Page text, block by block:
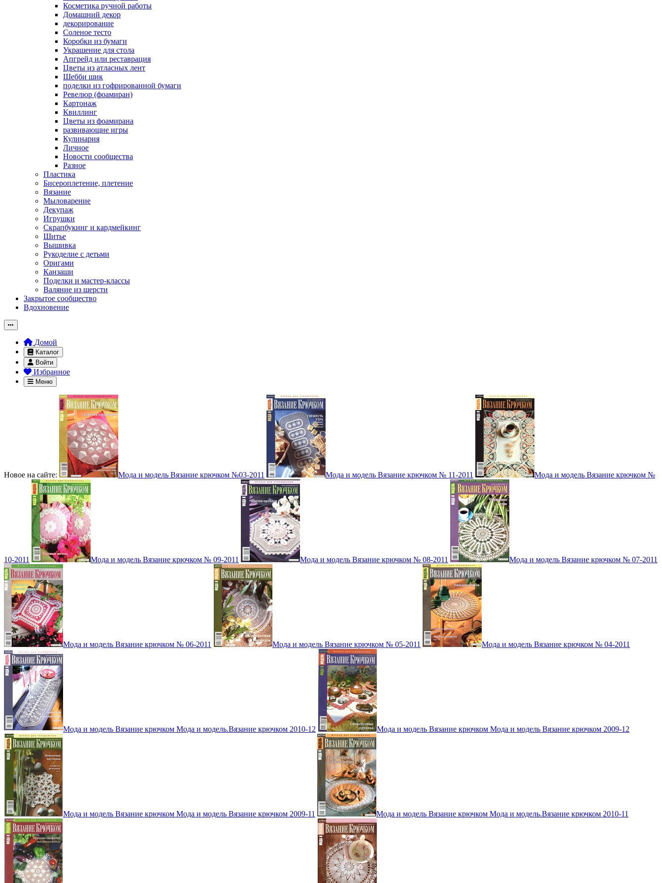
Косметика ручной работы
Домашний декор
декорирование
Соленое тесто
Коробки из бумаги
Украшение для стола
Апгрейд или реставрация
Цветы из атласных лент
Шебби шик
поделки из гофрированной бумаги
Ревелюр (фоамиран)
Картонаж
Квиллинг
Цветы из фоамирана
развивающие игры
Кулинария
Личное
Новости сообщества
Разное
Пластика
Бисероплетение, плетение
Вязание
Мыловарение
Декупаж
Игрушки
Скрапбукинг и кардмейкинг
Шитье
Вышивка
Рукоделие с детьми
Оригами
Канзаши
Поделки и мастер-классы
Валяние из шерсти
Закрытое сообщество
Вдохновение
Домой
Каталог
Войти
Избранное
Меню
Новое на сайте: Мода и модель Вязание крючком №03-2011 Мода и модель Вязание крючком № 11-2011 Мода и модель Вязание крючком №
10-2011 Мода и модель Вязание крючком № 09-2011 Мода и модель Вязание крючком № 08-2011 Мода и модель Вязание крючком № 07-2011
Мода и модель Вязание крючком № 06-2011 Мода и модель Вязание крючком № 05-2011 Мода и модель Вязание крючком № 04-2011
Мода и модель Вязание крючком Мода и модель.Вязание крючком 2010-12 Мода и модель Вязание крючком Мода и модель Вязание крючком 2009-12
Мода и модель Вязание крючком Мода и модель Вязание крючком 2009-11 Мода и модель Вязание крючком Мода и модель.Вязание крючком 2010-11